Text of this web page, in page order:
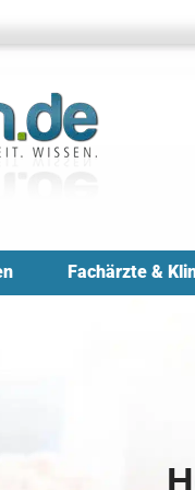
Fachärzte &